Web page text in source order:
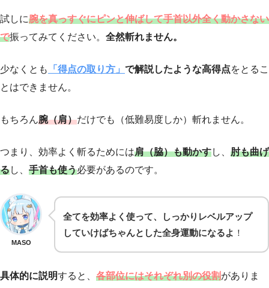
試しに腕を真っすぐにピンと伸ばして手首以外全く動かさない
で振ってみてください。 全然斬れません。
少なくとも 「得点の取り方」 で解説したような高得点をとるこ
とはできません。
もちろん腕（肩）だけでも（低難易度しか）斬れません。
つまり、効率よく斬るためには肩（脇）も動かすし、 肘も曲げ
るし、 手首も使う必要があるのです。
MASO
全てを効率よく使って、しっかり レベルアップ
していけばちゃんとした全身運動になるよ ！
具体的に説明すると、 各部位にはそれぞれ別の役割がありま